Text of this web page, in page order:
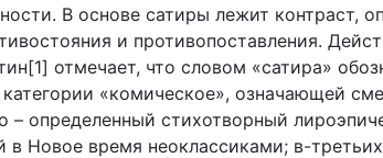
В основе сатиры лежит контраст,
и противопоставления.
отмечает, что словом «сатира»
категории «комическое», означающей
– определенный стихотворный
в Новое время неоклассиками; в-